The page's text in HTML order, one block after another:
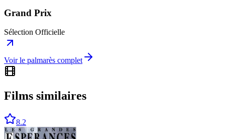
Grand Prix
Sélection Officielle
Voir le palmarès complet
Films similaires
8.2